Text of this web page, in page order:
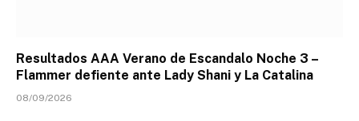
Resultados AAA Verano de Escandalo Noche 3 –
Flammer defiente ante Lady Shani y La Catalina
08/09/2026